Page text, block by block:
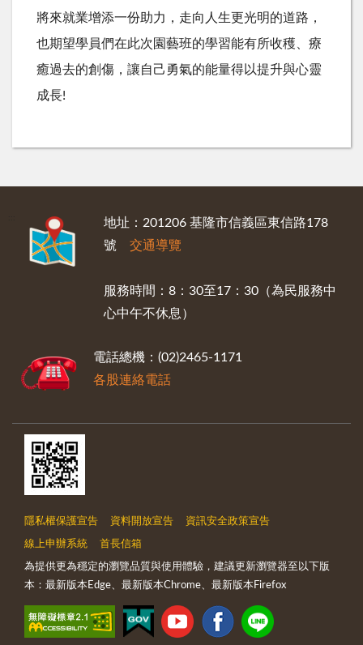
將來就業增添一份助力，走向人生更光明的道路，
也期望學員們在此次園藝班的學習能有所收穫、療
癒過去的創傷，讓自己勇氣的能量得以提升與心靈
成長!
地址：201206 基隆市信義區東信路178
號 交通導覽
服務時間：8：30至17：30（為民服務中
心中午不休息）
電話總機：(02)2465-1171
各股連絡電話
隱私權保護宣告 資料開放宣告 資訊安全政策宣告
線上申辦系統 首長信箱
為提供更為穩定的瀏覽品質與使用體驗，建議更新瀏覽器至以下版
本：最新版本Edge、最新版本Chrome、最新版本Firefox